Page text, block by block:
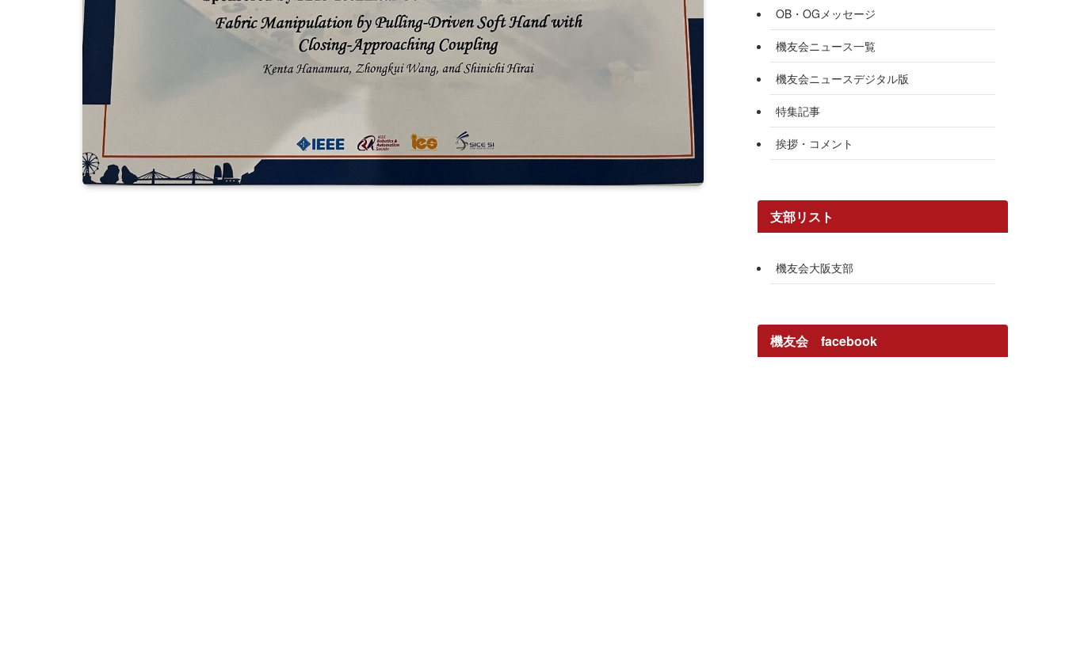
OB・OGメッセージ
機友会ニュース一覧
機友会ニュースデジタル版
特集記事
挨拶・コメント
支部リスト
機友会大阪支部
機友会 facebook